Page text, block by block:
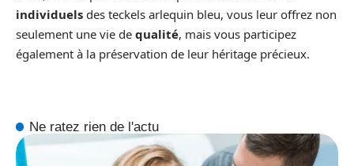
individuels des teckels arlequin bleu, vous leur offrez non
seulement une vie de qualité, mais vous participez
également à la préservation de leur héritage précieux.
Ne ratez rien de l'actu